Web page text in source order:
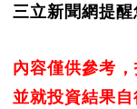
三立新聞網提醒
內容僅供參考
並就投資結果自